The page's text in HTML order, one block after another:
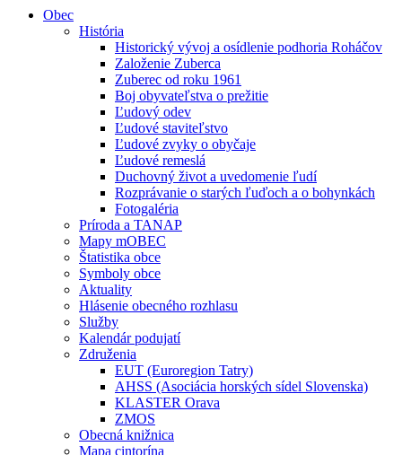
Obec
História
Historický vývoj a osídlenie podhoria Roháčov
Založenie Zuberca
Zuberec od roku 1961
Boj obyvateľstva o prežitie
Ľudový odev
Ľudové staviteľstvo
Ľudové zvyky o obyčaje
Ľudové remeslá
Duchovný život a uvedomenie ľudí
Rozprávanie o starých ľuďoch a o bohynkách
Fotogaléria
Príroda a TANAP
Mapy mOBEC
Štatistika obce
Symboly obce
Aktuality
Hlásenie obecného rozhlasu
Služby
Kalendár podujatí
Združenia
EUT (Euroregion Tatry)
AHSS (Asociácia horských sídel Slovenska)
KLASTER Orava
ZMOS
Obecná knižnica
Mapa cintorína